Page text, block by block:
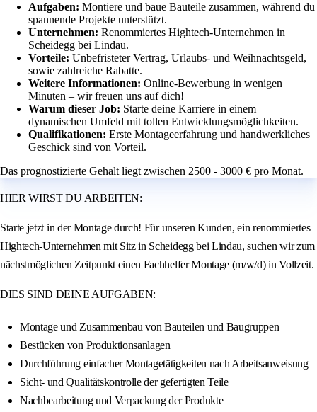
Aufgaben: Montiere und baue Bauteile zusammen, während du
spannende Projekte unterstützt.
Unternehmen: Renommiertes Hightech-Unternehmen in
Scheidegg bei Lindau.
Vorteile: Unbefristeter Vertrag, Urlaubs- und Weihnachtsgeld,
sowie zahlreiche Rabatte.
Weitere Informationen: Online-Bewerbung in wenigen
Minuten – wir freuen uns auf dich!
Warum dieser Job: Starte deine Karriere in einem
dynamischen Umfeld mit tollen Entwicklungsmöglichkeiten.
Qualifikationen: Erste Montageerfahrung und handwerkliches
Geschick sind von Vorteil.
Das prognostizierte Gehalt liegt zwischen 2500 - 3000 € pro Monat.
HIER WIRST DU ARBEITEN:
Starte jetzt in der Montage durch! Für unseren Kunden, ein renommiertes
Hightech-Unternehmen mit Sitz in Scheidegg bei Lindau, suchen wir zum
nächstmöglichen Zeitpunkt einen Fachhelfer Montage (m/w/d) in Vollzeit.
DIES SIND DEINE AUFGABEN:
Montage und Zusammenbau von Bauteilen und Baugruppen
Bestücken von Produktionsanlagen
Durchführung einfacher Montagetätigkeiten nach Arbeitsanweisung
Sicht- und Qualitätskontrolle der gefertigten Teile
Nachbearbeitung und Verpackung der Produkte